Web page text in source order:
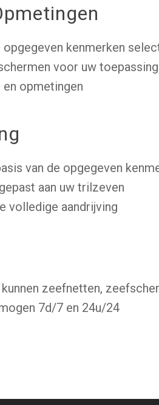
opgegeven kenmerken
voor uw
en opmetingen
van de opgegeven
aan uw trilzeven
volledige aandrijving
zeefnetten,
7d/7 en 24u/24